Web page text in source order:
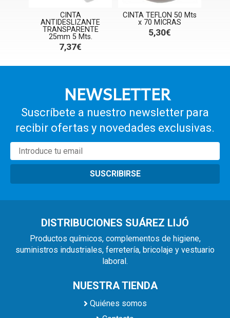
CINTA
ANTIDESLIZANTE
TRANSPARENTE
25mm 5 Mts.
7,37€
CINTA TEFLON 50 Mts
x 70 MICRAS
5,30€
NEWSLETTER
Suscríbete a nuestro newsletter para
recibir ofertas y novedades exclusivas.
SUSCRIBIRSE
DISTRIBUCIONES SUÁREZ LIJÓ
Productos químicos, complementos de higiene,
suministros industriales, ferretería, bricolaje y vestuario
laboral.
NUESTRA TIENDA
Quiénes somos